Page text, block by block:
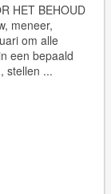
HET BEHOUD
meneer,
om alle
een bepaald
stellen ...